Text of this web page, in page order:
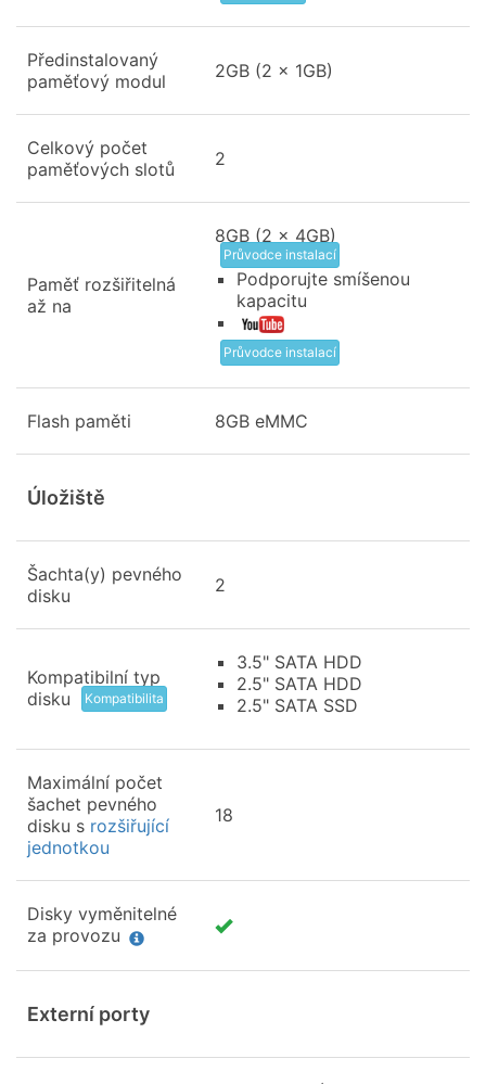
Předinstalovaný
paměťový modul
2GB (2 x 1GB)
Celkový počet
paměťových slotů
2
Paměť rozšiřitelná
až na
8GB (2 x 4GB)
Průvodce instalací
Podporujte smíšenou
kapacitu
Průvodce instalací
Flash paměti 8GB eMMC
Úložiště
Šachta(y) pevného
disku
2
Kompatibilní typ
disku
Kompatibilita
3.5" SATA HDD
2.5" SATA HDD
2.5" SATA SSD
Maximální počet
šachet pevného
disku s rozšiřující
jednotkou
18
Disky vyměnitelné
za provozu
Externí porty